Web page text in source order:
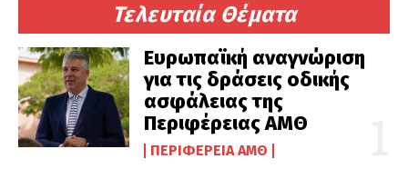
Τελευταία Θέματα
Ευρωπαϊκή αναγνώριση
για τις δράσεις οδικής
ασφάλειας της
Περιφέρειας ΑΜΘ
ΠΕΡΙΦΈΡΕΙΑ ΑΜΘ